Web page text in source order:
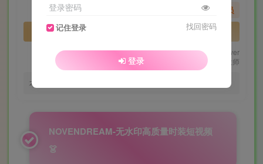
您暂无购买权限，请先开通会员
PC解压推荐：BANDIZIP／7zip
安卓：ZArchiver
苹果：解压大师
本站压缩包默认解压密码：novendream.com
NOVENDREAM-无水印高质量时装短视频
👗
登录密码
记住登录 找回密码
登录